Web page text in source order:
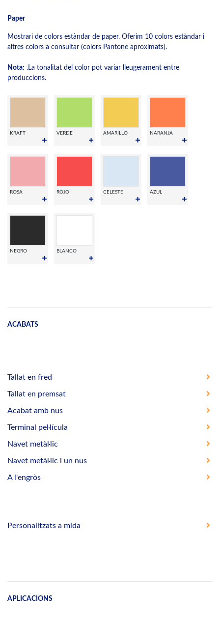
Paper
Mostrari de colors estàndar de paper. Oferim 10 colors estàndar i
altres colors a consultar (colors Pantone aproximats).
Nota: .La tonalitat del color pot variar lleugerament entre
produccions.
KRAFT VERDE AMARILLO NARANJA
ROSA ROJO CELESTE AZUL
NEGRO BLANCO
ACABATS
Tallat en fred
Tallat en premsat
Acabat amb nus
Terminal pel·lícula
Navet metàl·lic
Navet metàl·lic i un nus
A l'engròs
Personalitzats a mida
APLICACIONS